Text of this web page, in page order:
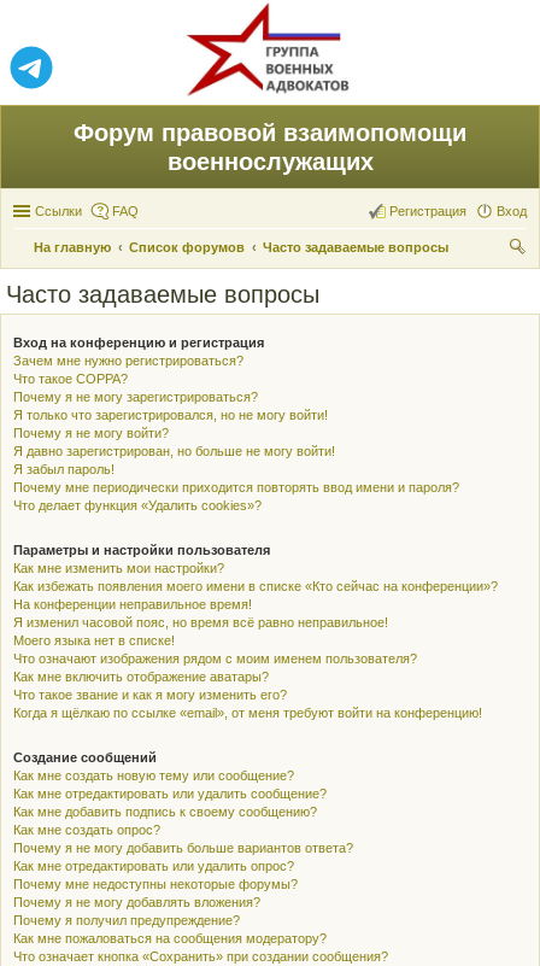
Форум правовой взаимопомощи
военнослужащих
Ссылки FAQ Вход
Регистрация
На главную Список форумов
Часто задаваемые вопросы
Часто задаваемые вопросы
Вход на конференцию и регистрация
Зачем мне нужно регистрироваться?
Что такое COPPA?
Почему я не могу зарегистрироваться?
Я только что зарегистрировался, но не могу войти!
Почему я не могу войти?
Я давно зарегистрирован, но больше не могу войти!
Я забыл пароль!
Почему мне периодически приходится повторять ввод имени и пароля?
Что делает функция «Удалить cookies»?
Параметры и настройки пользователя
Как мне изменить мои настройки?
Как избежать появления моего имени в списке «Кто сейчас на конференции»?
На конференции неправильное время!
Я изменил часовой пояс, но время всё равно неправильное!
Моего языка нет в списке!
Что означают изображения рядом с моим именем пользователя?
Как мне включить отображение аватары?
Что такое звание и как я могу изменить его?
Когда я щёлкаю по ссылке «email», от меня требуют войти на конференцию!
Создание сообщений
Как мне создать новую тему или сообщение?
Как мне отредактировать или удалить сообщение?
Как мне добавить подпись к своему сообщению?
Как мне создать опрос?
Почему я не могу добавить больше вариантов ответа?
Как мне отредактировать или удалить опрос?
Почему мне недоступны некоторые форумы?
Почему я не могу добавлять вложения?
Почему я получил предупреждение?
Как мне пожаловаться на сообщения модератору?
Что означает кнопка «Сохранить» при создании сообщения?